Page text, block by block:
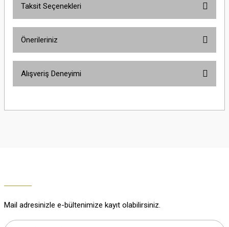
Taksit Seçenekleri
Önerileriniz
yetersiz gördüğünüz noktaları öneri formunu kullanarak tarafımıza
Alışveriş Deneyimi
Mail adresinizle e-bültenimize kayıt olabilirsiniz.